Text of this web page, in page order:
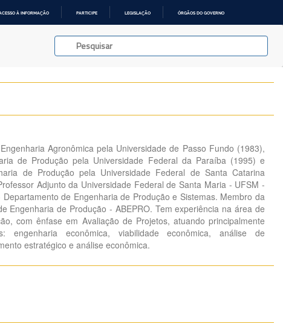
À INFORMAÇÃO PARTICIPE LEGISLAÇÃO ÓRGÃOS DO GOVERNO
Agronômica pela Universidade de Passo Fundo (1983),
de Produção pela Universidade Federal da Paraíba (1995) e
de Produção pela Universidade Federal de Santa Catarina
Adjunto da Universidade Federal de Santa Maria - UFSM -
de Engenharia de Produção e Sistemas. Membro da
Engenharia de Produção - ABEPRO. Tem experiência na área de
com ênfase em Avaliação de Projetos, atuando principalmente
engenharia econômica, viabilidade econômica, análise de
estratégico e análise econômica.